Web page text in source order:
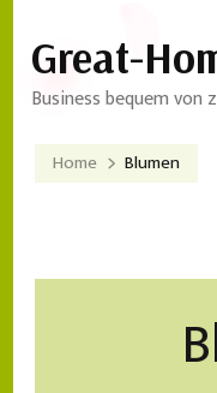
Great-
Business bequem von
Home Blumen